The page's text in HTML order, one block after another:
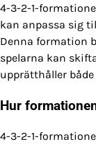
4-3-2-1-
kan anpassa sig
Denna formation
spelarna kan
upprätthåller
Hur
4-3-2-1-